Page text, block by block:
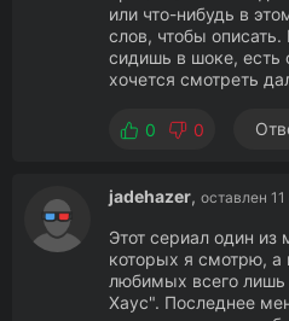
или что-нибудь в
слов, чтобы
сидишь в шоке, есть
хочется смотреть
0 0
jadehazer, оставлен
Этот сериал один
которых я смотрю, а
любимых всего
Хаус". Последнее